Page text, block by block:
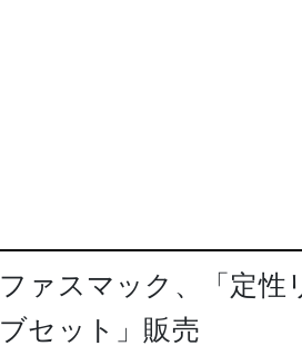
ファスマック、「定性
ブセット」販売